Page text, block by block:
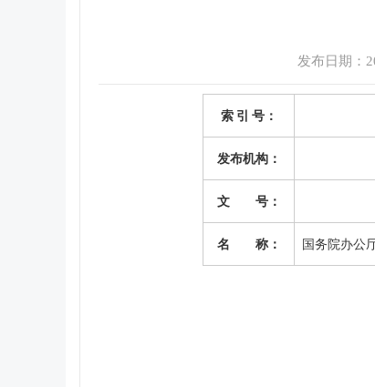
发布日期：
索 引 号：
发布机构：
文 号：
名 称： 国务院办公